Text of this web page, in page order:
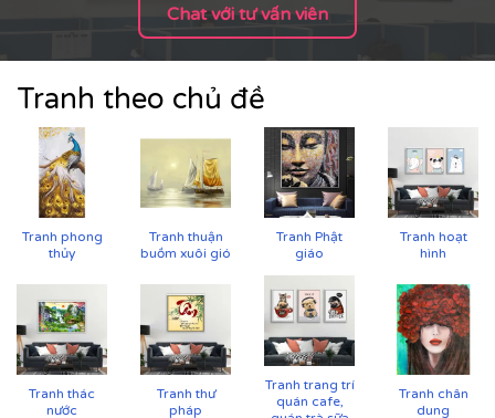
Chat với tư vấn viên
Tranh theo chủ đề
Tranh phong
thủy
Tranh thuận
buồm xuôi gió
Tranh Phật
giáo
Tranh hoạt
hình
Tranh thác
nước
Tranh thư
pháp
Tranh trang trí
quán cafe,
Tranh chân
dung